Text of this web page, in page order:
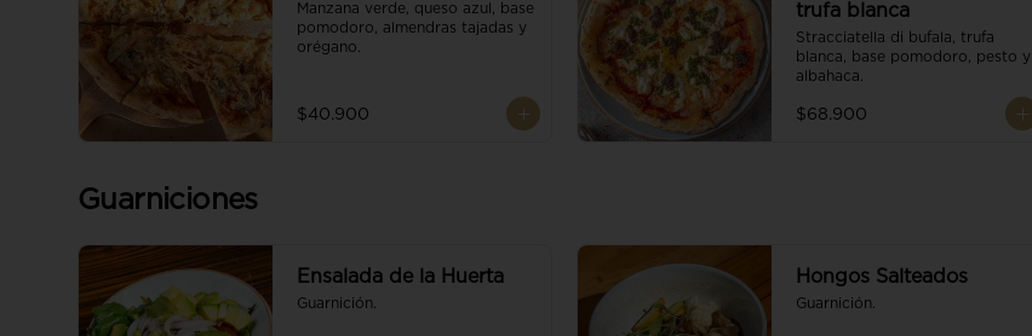
Manzana verde, queso azul, base
pomodoro, almendras tajadas y
orégano.
$40.900
trufa blanca
Stracciatella di bufala, trufa
blanca, base pomodoro, pesto y
albahaca.
$68.900
Guarniciones
Ensalada de la Huerta
Guarnición.
Hongos Salteados
Guarnición.